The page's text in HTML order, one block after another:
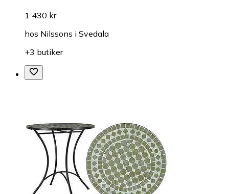
1 430 kr
hos Nilssons i Svedala
+3 butiker